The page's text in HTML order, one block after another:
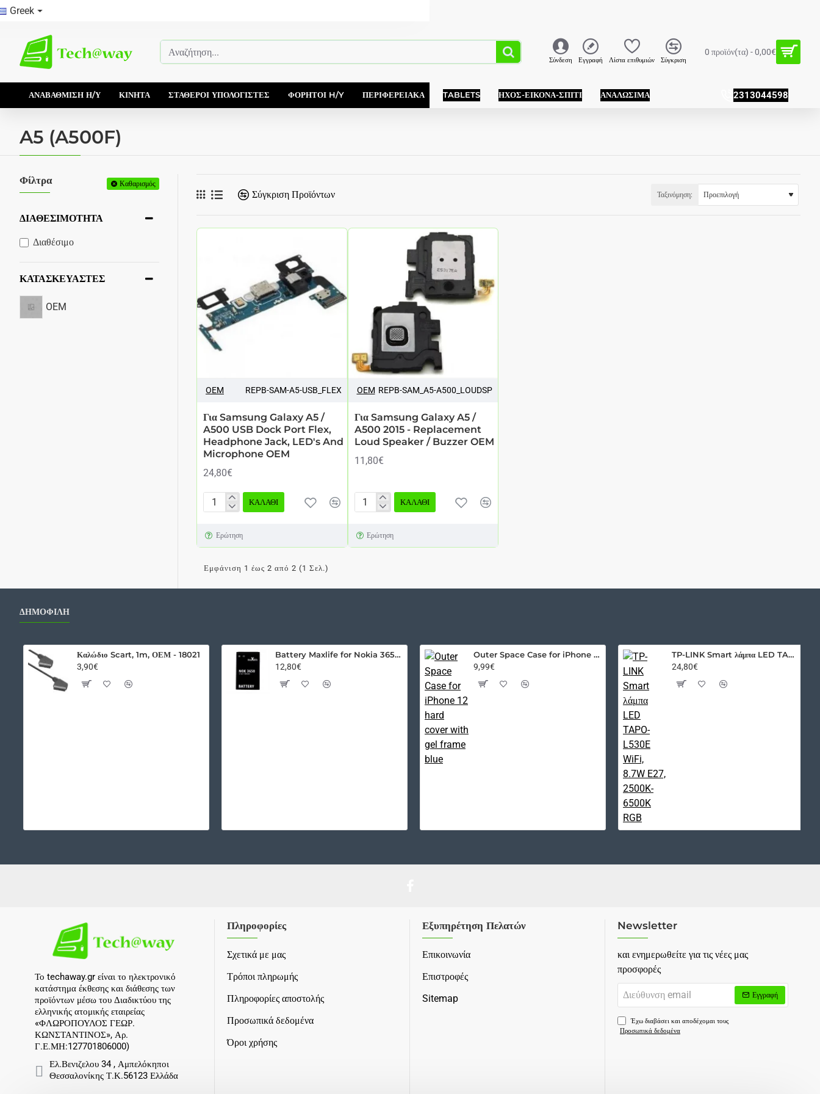
Greek
Αναζήτηση... Σύνδεση Εγγραφή Λίστα επιθυμιών Σύγκριση
0 προϊόν(τα) - 0,00€
ΑΝΑΒΆΘΜΙΣΗ Η/Υ ΚΙΝΗΤΆ ΣΤΑΘΕΡΟΊ ΥΠΟΛΟΓΙΣΤΈΣ ΦΟΡΗΤΟΊ H/Y ΠΕΡΙΦΕΡΕΙΑΚΆ TABLETS ΉΧΟΣ-ΕΙΚΌΝΑ-ΣΠΊΤΙ ΑΝΑΛΏΣΙΜΑ 2313044598
A5 (A500F)
Φίλτρα Καθαρισμός
ΔΙΑΘΕΣΙΜΌΤΗΤΑ
Διαθέσιμο
ΚΑΤΑΣΚΕΥΑΣΤΕΣ
OEM
Σύγκριση Προϊόντων Ταξινόμηση:
OEM REPB-SAM-A5-USB_FLEX
Για Samsung Galaxy A5 /
A500 USB Dock Port Flex,
Headphone Jack, LED's And
Microphone OEM
24,80€
Για
Galaxy
/
Headphone
ΚΑΛΆΘΙ
Ερώτηση
OEM REPB-SAM_A5-A500_LOUDSP
Για Samsung Galaxy A5 /
A500 2015 - Replacement
Loud Speaker / Buzzer OEM
11,80€
Για
Galaxy
Speaker
ΚΑΛΆΘΙ
Ερώτηση
Εμφάνιση 1 έως 2 από 2 (1 Σελ.)
ΔΗΜΟΦΙΛΗ
Καλώδιο Scart, 1m, ΟΕΜ - 18021
3,90€
Battery Maxlife for Nokia 3650 / 3110 Classic / E50 / N91 / BL-5C 1300mAh
12,80€
Outer Space Case for iPhone 12 hard cover with gel frame blue
9,99€
TP-LINK Smart λάμπα LED TAPO-L530E WiFi, 8.7W E27, 2500K-6500K RGB
24,80€
Το techaway.gr είναι το ηλεκτρονικό
κατάστημα έκθεσης και διάθεσης των
προϊόντων μέσω του Διαδικτύου της
ελληνικής ατομικής εταιρείας
«ΦΛΩΡΟΠΟΥΛΟΣ ΓΕΩΡ.
ΚΩΝΣΤΑΝΤΙΝΟΣ», Αρ.
Γ.Ε.ΜΗ:127701806000)
Ελ.Βενιζελου 34 , Αμπελόκηποι
Θεσσαλονίκης Τ.Κ.56123 Ελλάδα
Πληροφορίες
Σχετικά με μας
Τρόποι πληρωμής
Πληροφορίες αποστολής
Προσωπικά δεδομένα
Όροι χρήσης
Εξυπηρέτηση Πελατών
Επικοινωνία
Επιστροφές
Sitemap
Newsletter
και ενημερωθείτε για τις νέες μας
προσφορές
Διεύθυνση
Εγγραφή
Έχω διαβάσει και αποδέχομαι τους
Προσωπικά δεδομένα